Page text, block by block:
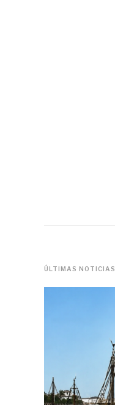
ÚLTIMAS NOTICIAS